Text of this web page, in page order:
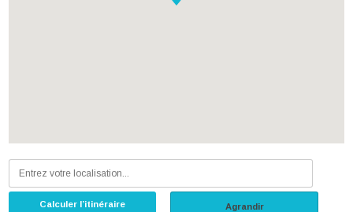
Calculer l’itinéraire Agrandir